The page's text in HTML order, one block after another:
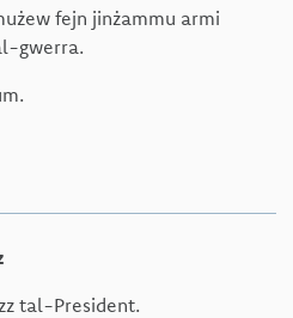
fejn jinżammu armi
gwerra.
tal-President.